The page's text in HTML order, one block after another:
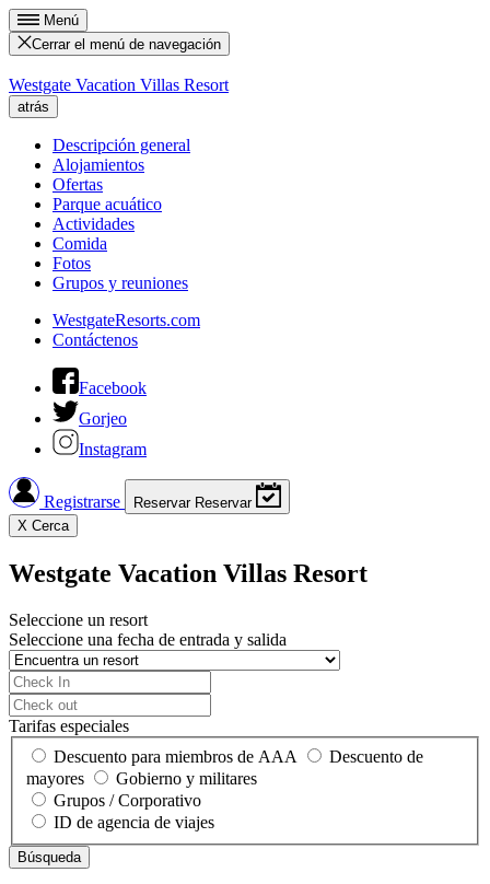
Menú
Cerrar el menú de navegación
Westgate Vacation Villas Resort
atrás
Descripción general
Alojamientos
Ofertas
Parque acuático
Actividades
Comida
Fotos
Grupos y reuniones
WestgateResorts.com
Contáctenos
Facebook
Gorjeo
Instagram
Registrarse Reservar Reservar
X Cerca
Westgate Vacation Villas Resort
Seleccione un resort
Seleccione una fecha de entrada y salida
Tarifas especiales
Descuento para miembros de AAA
Descuento de
mayores
Gobierno y militares
Grupos / Corporativo
ID de agencia de viajes